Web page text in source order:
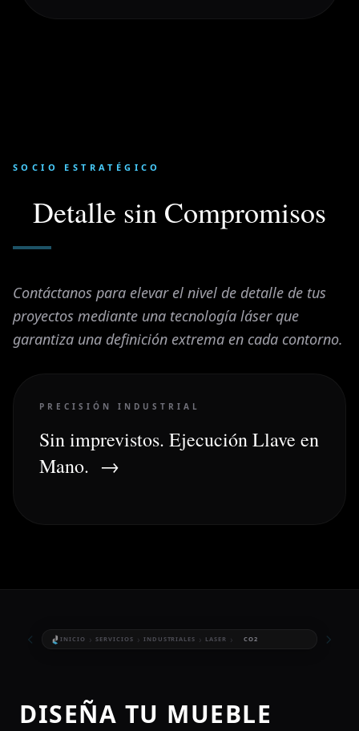
SOCIO ESTRATÉGICO
Detalle sin Compromisos
Contáctanos para elevar el nivel de detalle de tus
proyectos mediante una tecnología láser que
garantiza una definición extrema en cada contorno.
PRECISIÓN INDUSTRIAL
Sin imprevistos. Ejecución Llave en
Mano. →
INICIO › SERVICIOS › INDUSTRIALES › LASER › CO2
DISEÑA TU MUEBLE